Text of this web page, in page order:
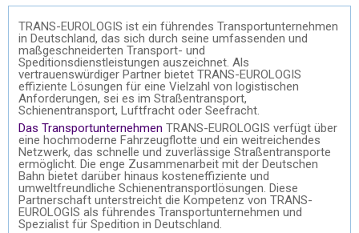
TRANS-EUROLOGIS ist ein führendes Transportunternehmen
in Deutschland, das sich durch seine umfassenden und
maßgeschneiderten Transport- und
Speditionsdienstleistungen auszeichnet. Als
vertrauenswürdiger Partner bietet TRANS-EUROLOGIS
effiziente Lösungen für eine Vielzahl von logistischen
Anforderungen, sei es im Straßentransport,
Schienentransport, Luftfracht oder Seefracht.
Das Transportunternehmen TRANS-EUROLOGIS verfügt über
eine hochmoderne Fahrzeugflotte und ein weitreichendes
Netzwerk, das schnelle und zuverlässige Straßentransporte
ermöglicht. Die enge Zusammenarbeit mit der Deutschen
Bahn bietet darüber hinaus kosteneffiziente und
umweltfreundliche Schienentransportlösungen. Diese
Partnerschaft unterstreicht die Kompetenz von TRANS-
EUROLOGIS als führendes Transportunternehmen und
Spezialist für Spedition in Deutschland.